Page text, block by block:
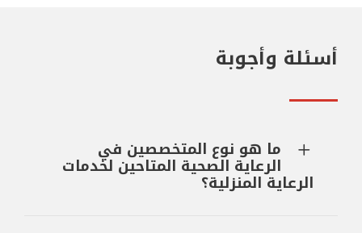
أسئلة وأجوبة
ما هو نوع المتخصصين في
الرعاية الصحية المتاحين لخدمات
الرعاية المنزلية؟